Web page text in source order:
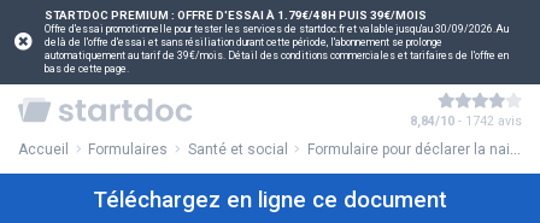
STARTDOC PREMIUM : OFFRE D'ESSAI À 1.79€/48H PUIS 39€/MOIS
Offre d'essai promotionnelle pour tester les services de startdoc.fr et valable jusqu'au 30/09/2026.Au
delà de l'offre d'essai et sans résiliation durant cette période, l'abonnement se prolonge
automatiquement au tarif de 39€/mois. Détail des conditions commerciales et tarifaires de l'offre en
bas de cette page.
8,84/10 - 1742 avis
Accueil Formulaires Santé et social Formulaire pour déclarer la naissance d'un enfant
Téléchargez en ligne ce document